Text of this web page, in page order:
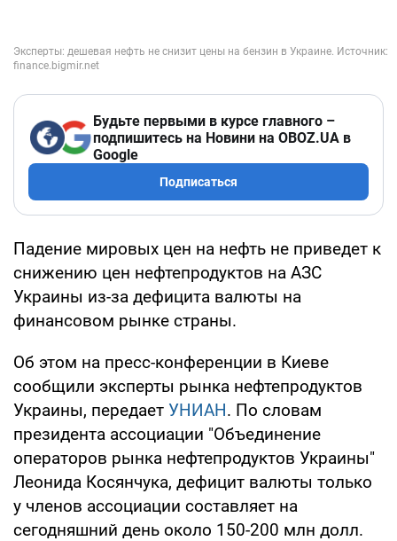
Будьте первыми в курсе главного –
подпишитесь на Новини на OBOZ.UA в
Google
Подписаться
Падение мировых цен на нефть не приведет к
снижению цен нефтепродуктов на АЗС
Украины из-за дефицита валюты на
финансовом рынке страны.
Об этом на пресс-конференции в Киеве
сообщили эксперты рынка нефтепродуктов
Украины, передает УНИАН. По словам
президента ассоциации "Объединение
операторов рынка нефтепродуктов Украины"
Леонида Косянчука, дефицит валюты только
у членов ассоциации составляет на
сегодняшний день около 150-200 млн долл.